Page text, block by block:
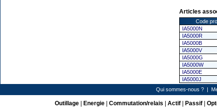
Articles
Code
IA5000N
IA5000R
IA5000B
IA5000V
IA5000G
IA5000W
IA5000E
IA5000J
Qui sommes-nous ? |
Outillage| Energie| Commutation/relais Actif| Passif|